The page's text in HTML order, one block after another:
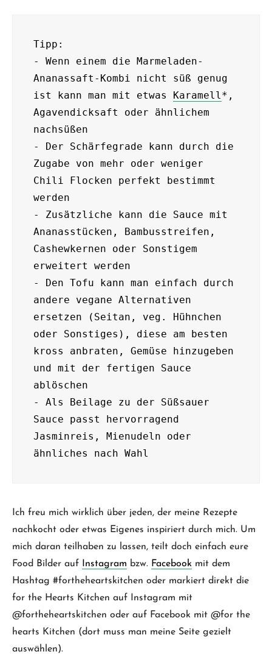
Tipp:
- Wenn einem die Marmeladen-
Ananassaft-Kombi nicht süß genug
ist kann man mit etwas
Karamell*,
Agavendicksaft oder ähnlichem
nachsüßen
- Der Schärfegrade kann durch die
Zugabe von mehr oder weniger
Chili Flocken perfekt bestimmt
werden
- Zusätzliche kann die Sauce mit
Ananasstücken, Bambusstreifen,
Cashewkernen oder Sonstigem
erweitert werden
- Den Tofu kann man einfach durch
andere vegane Alternativen
ersetzen (Seitan, veg. Hühnchen
oder Sonstiges), diese am besten
kross anbraten, Gemüse hinzugeben
und mit der fertigen Sauce
ablöschen
- Als Beilage zu der Süßsauer
Sauce passt hervorragend
Jasminreis, Mienudeln oder
ähnliches nach Wahl
Ich freu mich wirklich über jeden, der meine Rezepte
nachkocht oder etwas Eigenes inspiriert durch mich. Um
mich daran teilhaben zu lassen, teilt doch einfach eure
Food Bilder auf Instagram bzw. Facebook mit dem
Hashtag #fortheheartskitchen oder markiert direkt die
for the Hearts Kitchen auf Instagram mit
@fortheheartskitchen oder auf Facebook mit @for the
hearts Kitchen (dort muss man meine Seite gezielt
auswählen).